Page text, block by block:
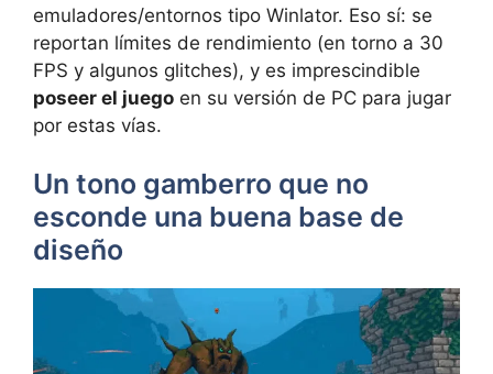
emuladores/entornos tipo Winlator. Eso sí: se
reportan límites de rendimiento (en torno a 30
FPS y algunos glitches), y es imprescindible
poseer el juego en su versión de PC para jugar
por estas vías.
Un tono gamberro que no
esconde una buena base de
diseño